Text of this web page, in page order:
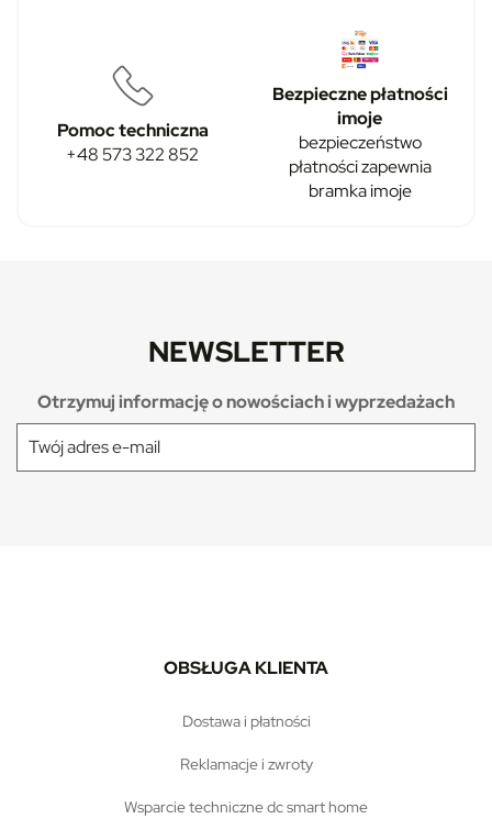
Pomoc techniczna
+48 573 322 852
Bezpieczne płatności
imoje
bezpieczeństwo
płatności zapewnia
bramka imoje
NEWSLETTER
Otrzymuj informację o nowościach i wyprzedażach
OBSŁUGA KLIENTA
dostawa i płatności
reklamacje i zwroty
wsparcie techniczne dc smart home